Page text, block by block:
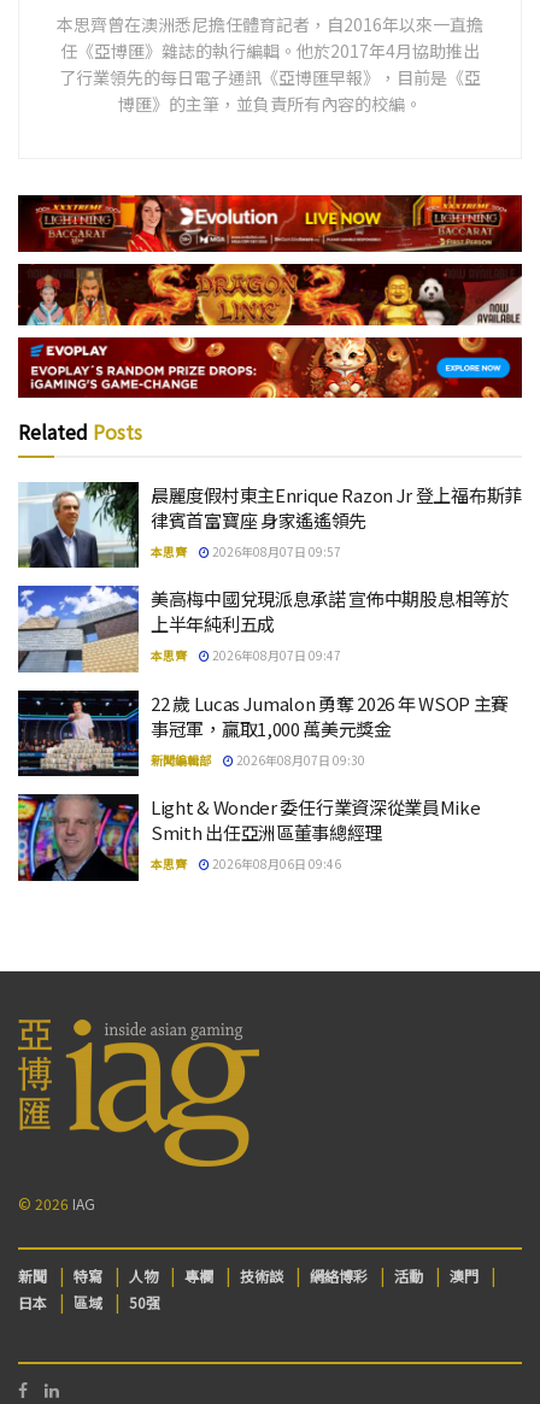
本思齊曾在澳洲悉尼擔任體育記者，自2016年以來一直擔
任《亞博匯》雜誌的執行編輯。他於2017年4月協助推出
了行業領先的每日電子通訊《亞博匯早報》，目前是《亞
博匯》的主筆，並負責所有內容的校編。
Related Posts
晨麗度假村東主Enrique Razon Jr 登上福布斯菲
律賓首富寶座 身家遙遙領先
本思齊 2026年08月07日 09:57
美高梅中國兌現派息承諾 宣佈中期股息相等於
上半年純利五成
本思齊 2026年08月07日 09:47
22 歲 Lucas Jumalon 勇奪 2026 年 WSOP 主賽
事冠軍，贏取1,000 萬美元獎金
新聞編輯部 2026年08月07日 09:30
Light & Wonder 委任行業資深從業員Mike
Smith 出任亞洲區董事總經理
本思齊 2026年08月06日 09:46
© 2026 IAG
新聞 特寫 人物 專欄 技術談 網絡博彩 活動
澳門
日本
區域 50强